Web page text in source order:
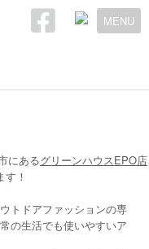
MENU
にあるグリーンハウスEPO店
！
トドアファッションの専
の生活でも使いやすいア